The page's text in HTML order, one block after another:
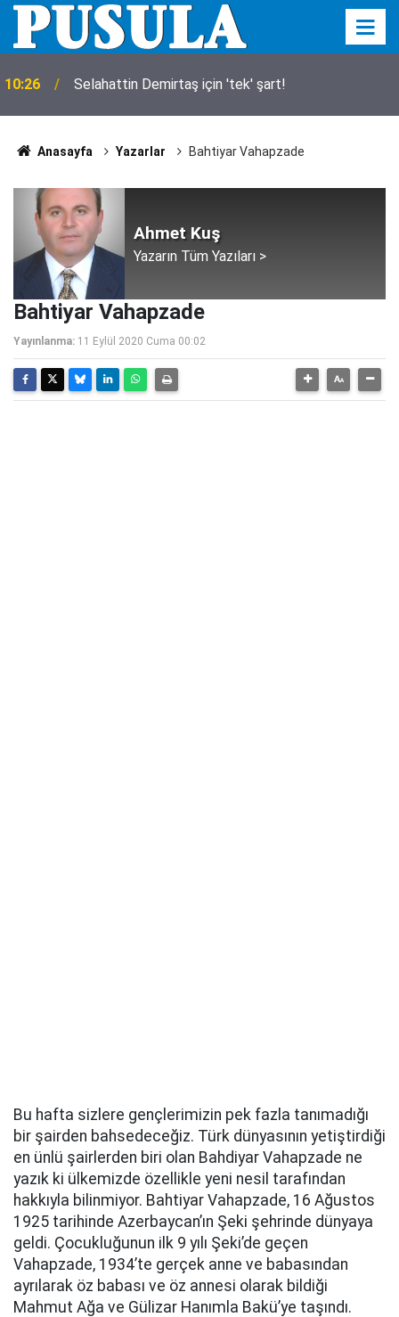
10:26 Selahattin Demirtaş için 'tek' şart!
Anasayfa Yazarlar Bahtiyar Vahapzade
Ahmet Kuş
Yazarın Tüm Yazıları >
Bahtiyar Vahapzade
Yayınlanma: 11 Eylül 2020 Cuma 00:02
Bu hafta sizlere gençlerimizin pek fazla tanımadığı
bir şairden bahsedeceğiz. Türk dünyasının yetiştirdiği
en ünlü şairlerden biri olan Bahdiyar Vahapzade ne
yazık ki ülkemizde özellikle yeni nesil tarafından
hakkıyla bilinmiyor. Bahtiyar Vahapzade, 16 Ağustos
1925 tarihinde Azerbaycan’ın Şeki şehrinde dünyaya
geldi. Çocukluğunun ilk 9 yılı Şeki’de geçen
Vahapzade, 1934’te gerçek anne ve babasından
ayrılarak öz babası ve öz annesi olarak bildiği
Mahmut Ağa ve Gülizar Hanımla Bakü’ye taşındı.